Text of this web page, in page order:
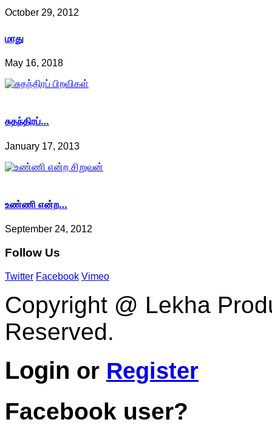
October 29, 2012
மாது
May 16, 2018
சுதந்திரப்…
January 17, 2013
உண்ணி என்ற…
September 24, 2012
Follow Us
Twitter Facebook Vimeo
Copyright @ Lekha
Reserved.
Login or Register
Facebook user?